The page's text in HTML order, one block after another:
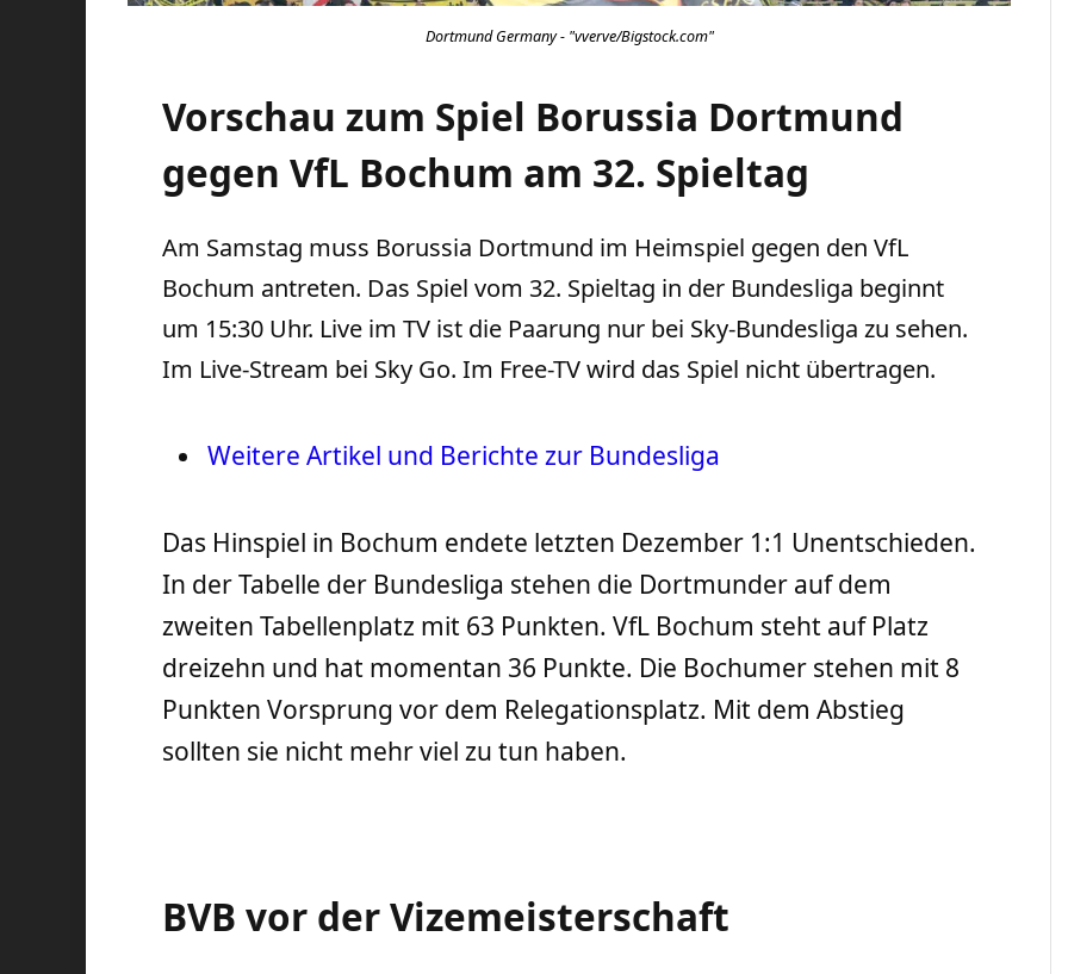
Dortmund Germany - "vverve/Bigstock.com"
Vorschau zum Spiel Borussia Dortmund
gegen VfL Bochum am 32. Spieltag
Am Samstag muss Borussia Dortmund im Heimspiel gegen den VfL
Bochum antreten. Das Spiel vom 32. Spieltag in der Bundesliga beginnt
um 15:30 Uhr. Live im TV ist die Paarung nur bei Sky-Bundesliga zu sehen.
Im Live-Stream bei Sky Go. Im Free-TV wird das Spiel nicht übertragen.
Weitere Artikel und Berichte zur Bundesliga
Das Hinspiel in Bochum endete letzten Dezember 1:1 Unentschieden.
In der Tabelle der Bundesliga stehen die Dortmunder auf dem
zweiten Tabellenplatz mit 63 Punkten. VfL Bochum steht auf Platz
dreizehn und hat momentan 36 Punkte. Die Bochumer stehen mit 8
Punkten Vorsprung vor dem Relegationsplatz. Mit dem Abstieg
sollten sie nicht mehr viel zu tun haben.
BVB vor der Vizemeisterschaft